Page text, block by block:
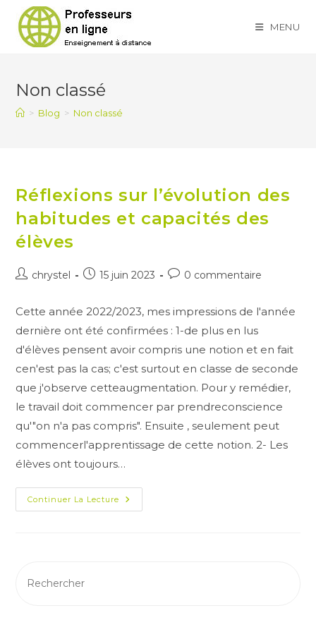
content
MENU
Non classé
> Blog > Non classé
Réflexions sur l’évolution des
habitudes et capacités des
élèves
Auteur/autrice
publication :
chrystel
Publication
15 juin 2023
Commentaires
publication :
0 commentaire
Cette année 2022/2023, mes impressions de l'année
dernière ont été confirmées : 1-de plus en lus
d'élèves pensent avoir compris une notion et en fait
cen'est pas la cas; c'est surtout en classe de seconde
que j'observe cetteaugmentation. Pour y remédier,
le travail doit commencer par prendreconscience
qu'"on n'a pas compris". Ensuite , seulement peut
commencerl'apprentissage de cette notion. 2- Les
élèves ont toujours…
Continuer La Lecture Réflexions
Sur